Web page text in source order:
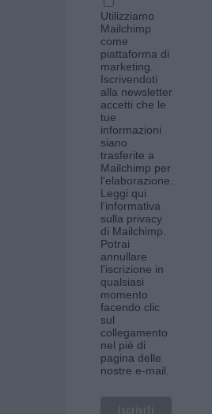
Utilizziamo
Mailchimp
come
piattaforma di
marketing.
Iscrivendoti
alla newsletter
accetti che le
tue
informazioni
siano
trasferite a
Mailchimp per
l'elaborazione.
Leggi qui
l'informativa
sulla privacy
di Mailchimp.
Potrai
annullare
l'iscrizione in
qualsiasi
momento
facendo clic
sul
collegamento
nel piè di
pagina delle
nostre e-mail.